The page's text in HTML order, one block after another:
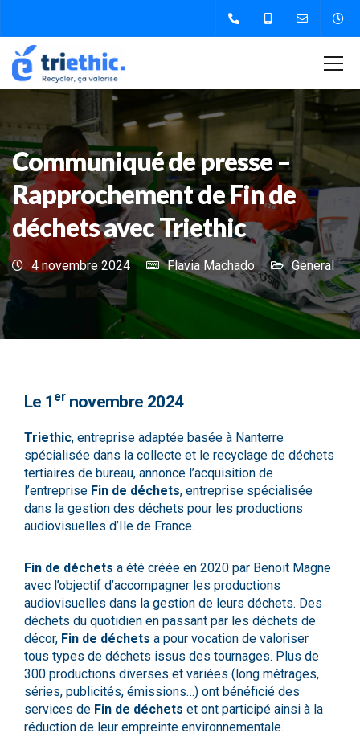
Communiqué de presse –
Rapprochement de Fin de
déchets avec Triethic
4 novembre 2024 Flavia Machado General
Le 1 ernovembre 2024
Triethic, entreprise adaptée basée à Nanterre
spécialisée dans la collecte et le recyclage de déchets
tertiaires de bureau, annonce l’acquisition de
l’entreprise Fin de déchets, entreprise spécialisée
dans la gestion des déchets pour les productions
audiovisuelles d’Ile de France.
Fin de déchets a été créée en 2020 par Benoit Magne
avec l’objectif d’accompagner les productions
audiovisuelles dans la gestion de leurs déchets. Des
déchets du quotidien en passant par les déchets de
décor, Fin de déchets a pour vocation de valoriser
tous types de déchets issus des tournages. Plus de
300 productions diverses et variées (long métrages,
séries, publicités, émissions…) ont bénéficié des
services de Fin de déchets et ont participé ainsi à la
réduction de leur empreinte environnementale.